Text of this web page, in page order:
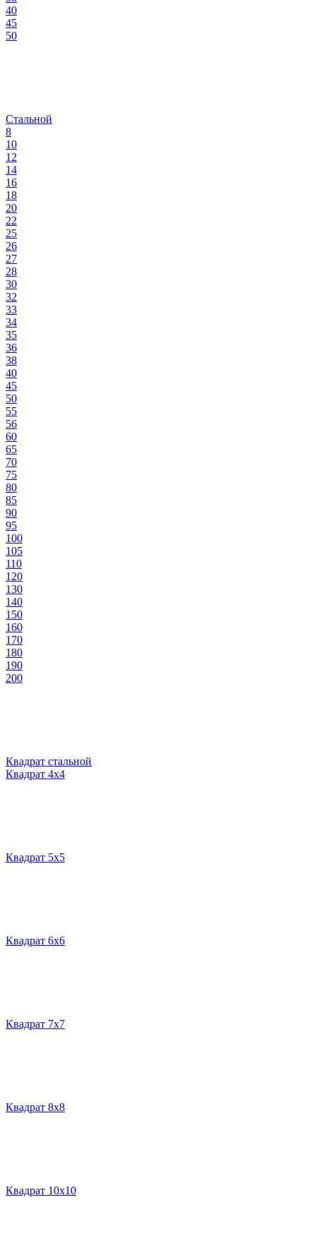
40
45
50
Стальной
8
10
12
14
16
18
20
22
25
26
27
28
30
32
33
34
35
36
38
40
45
50
55
56
60
65
70
75
80
85
90
95
100
105
110
120
130
140
150
160
170
180
190
200
Квадрат стальной
Квадрат 4х4
Квадрат 5х5
Квадрат 6х6
Квадрат 7х7
Квадрат 8х8
Квадрат 10х10